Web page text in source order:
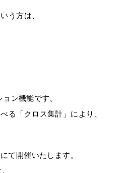
う方は、
ン機能です。
る「クロス集計」により、
て開催いたします。